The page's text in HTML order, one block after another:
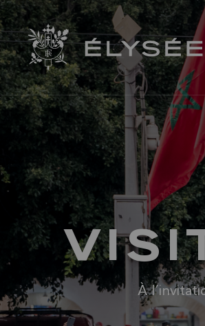
Retour à l’accueil Élysée
À
Panneau de gestion des cookies